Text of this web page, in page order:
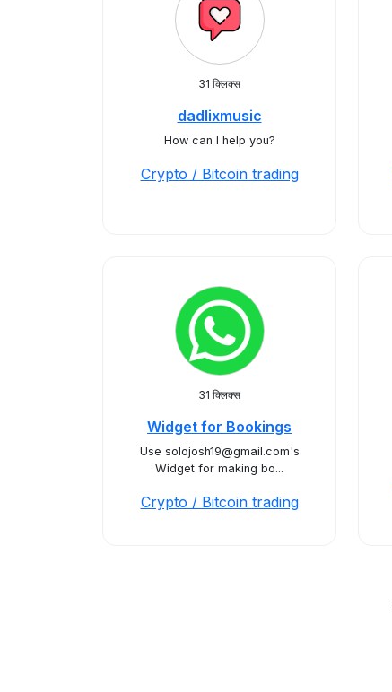
31 क्लिक्स
dadlixmusic
How can I help you?
Crypto / Bitcoin trading
31 क्लिक्स
Widget for Bookings
Use solojosh19@gmail.com's
Widget for making bo...
Crypto / Bitcoin trading